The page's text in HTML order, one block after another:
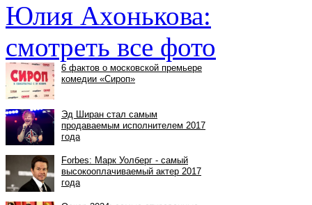
Юлия Ахонькова:
смотреть все фото